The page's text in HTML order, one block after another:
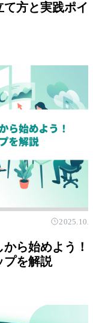
方と実践ポイ
ら始めよう！
プを解説